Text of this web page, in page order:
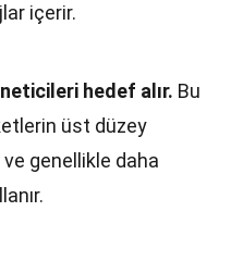
içerir.
hedef alır. Bu
üst düzey
genellikle daha